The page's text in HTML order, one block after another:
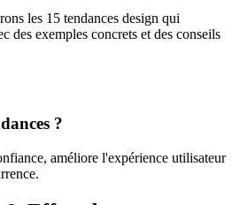
les 15 tendances design qui
des exemples concrets et des conseils
?
améliore l'expérience utilisateur